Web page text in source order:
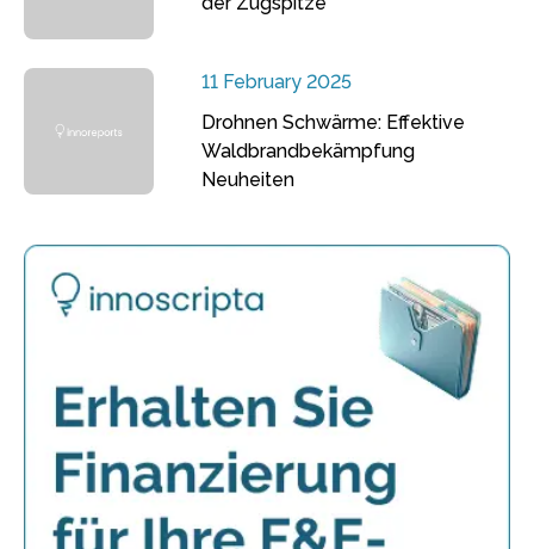
11 February 2025
Drohnen Schwärme: Effektive
Waldbrandbekämpfung
Neuheiten